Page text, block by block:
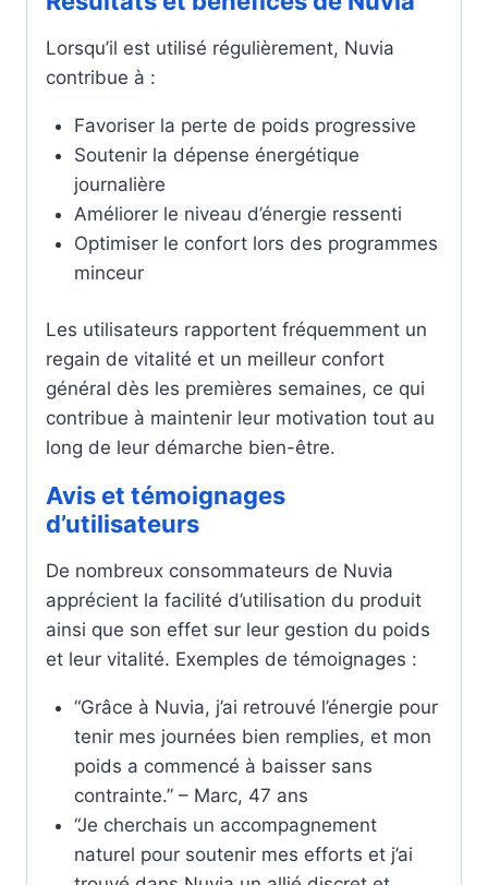
Lorsqu’il est utilisé régulièrement, Nuvia
contribue à :
Favoriser la perte de poids progressive
Soutenir la dépense énergétique
journalière
Améliorer le niveau d’énergie ressenti
Optimiser le confort lors des programmes
minceur
Les utilisateurs rapportent fréquemment un
regain de vitalité et un meilleur confort
général dès les premières semaines, ce qui
contribue à maintenir leur motivation tout au
long de leur démarche bien-être.
Avis et témoignages
d’utilisateurs
De nombreux consommateurs de Nuvia
apprécient la facilité d’utilisation du produit
ainsi que son effet sur leur gestion du poids
et leur vitalité. Exemples de témoignages :
“Grâce à Nuvia, j’ai retrouvé l’énergie pour
tenir mes journées bien remplies, et mon
poids a commencé à baisser sans
contrainte.” – Marc, 47 ans
“Je cherchais un accompagnement
naturel pour soutenir mes efforts et j’ai